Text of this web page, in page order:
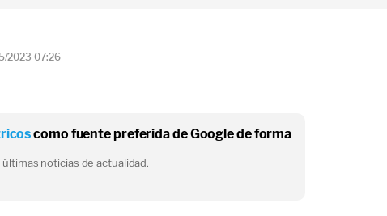
2023 07:26
como fuente preferida de Google de forma
noticias de actualidad.